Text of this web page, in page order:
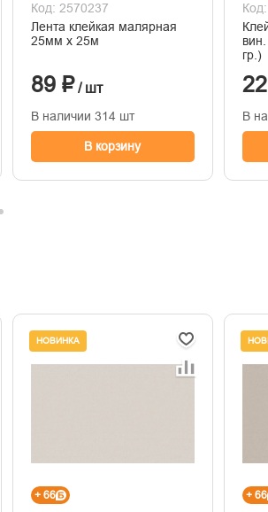
Код: 2570237
Лента клейкая малярная
25мм х 25м
89 ₽ / шт
В наличии 314 шт
В корзину
гр.)
В
НОВИНКА
+ 66 + 66